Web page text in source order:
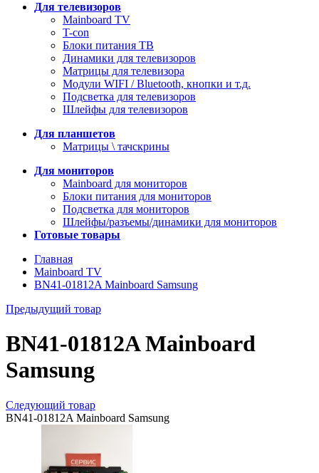
Для телевизоров
Mainboard TV
T-con
Блоки питания ТВ
Динамики для телевизоров
Матрицы для телевизора
Модули WIFI / Bluetooth, кнопки и т.д.
Подсветка для телевизоров
Шлейфы для телевизоров
Для планшетов
Матрицы \ тачскрины
Для мониторов
Mainboard для мониторов
Блоки питания для мониторов
Подсветка для мониторов
Шлейфы/разъемы/динамики для мониторов
Готовые товары
Главная
Mainboard TV
BN41-01812A Mainboard Samsung
Предыдущий товар
BN41-01812A Mainboard
Samsung
Следующий товар
BN41-01812A Mainboard Samsung